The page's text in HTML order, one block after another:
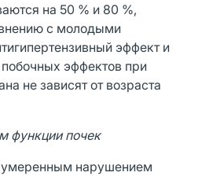
на 50 % и 80 %,
с молодыми
эффект и
побочных эффектов при
не зависят от возраста
функции почек
умеренным нарушением